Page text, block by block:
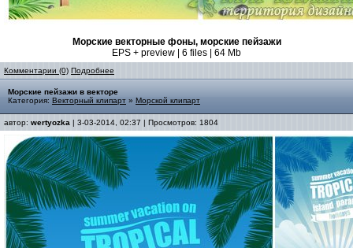
Морские векторные фоны, морские пейзажи
EPS + preview | 6 files | 64 Mb
Комментарии (0) Подробнее
Морские пейзажи в векторе
Категория: Векторный клипарт » Морской клипарт
автор: wertyozka | 3-03-2014, 02:37 | Просмотров: 1804